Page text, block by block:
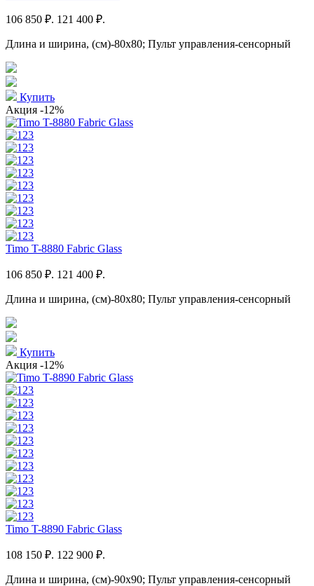
106 850 ₽. 121 400 ₽.
Длина и ширина, (см)-80x80; Пульт управления-сенсорный
Купить
Акция -12%
Timo T-8880 Fabric Glass
106 850 ₽. 121 400 ₽.
Длина и ширина, (см)-80x80; Пульт управления-сенсорный
Купить
Акция -12%
Timo T-8890 Fabric Glass
108 150 ₽. 122 900 ₽.
Длина и ширина, (см)-90x90; Пульт управления-сенсорный